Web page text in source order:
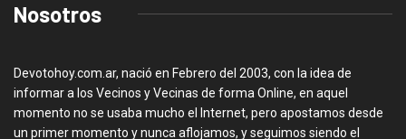
Nosotros
Devotohoy.com.ar, nació en Febrero del 2003, con la idea de
informar a los Vecinos y Vecinas de forma Online, en aquel
momento no se usaba mucho el Internet, pero apostamos desde
un primer momento y nunca aflojamos, y seguimos siendo el